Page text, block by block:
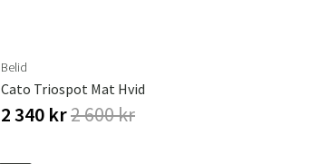
Belid
Cato Triospot Mat Hvid
2 340 kr2 600 kr